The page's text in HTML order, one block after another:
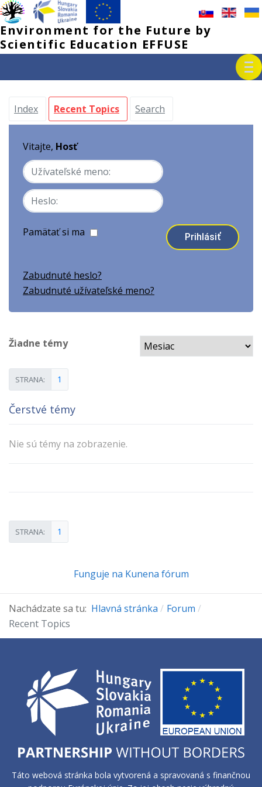
Environment for the Future by
Scientific Education EFFUSE
Index Recent Topics Search
Vitajte, Hosť
Pamätať si ma
Zabudnuté heslo?
Zabudnuté užívateľské meno?
Žiadne témy
STRANA: 1
Čerstvé témy
Nie sú témy na zobrazenie.
STRANA: 1
Funguje na Kunena fórum
Nachádzate sa tu: Hlavná stránka
Forum
Recent Topics
Táto webová stránka bola vytvorená a spravovaná s finančnou